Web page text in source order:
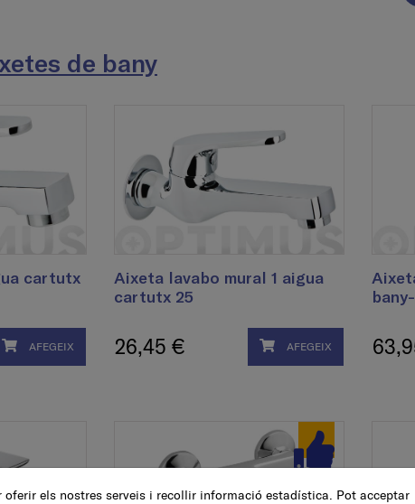
de bany
cartutx
AFEGEIX
Aixeta lavabo mural 1 aigua
cartutx 25
26,45 € AFEGEIX
oferir els nostres serveis i recollir informació estadística. Pot acceptar